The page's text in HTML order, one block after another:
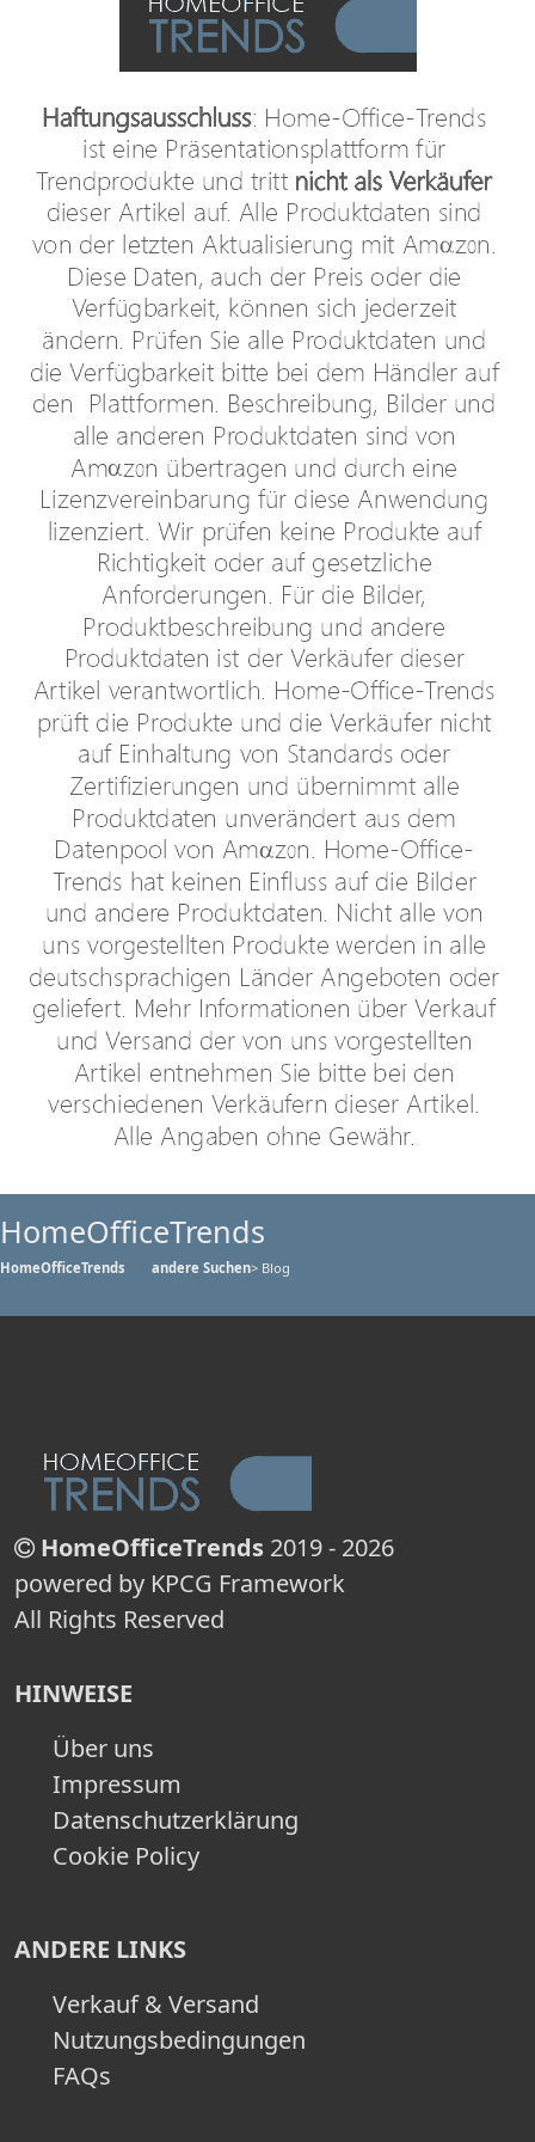
HomeOfficeTrends
HomeOfficeTrends andere Suchen> Blog
HomeOfficeTrends 2019 - 2026
powered by KPCG Framework
All Rights Reserved
HINWEISE
Über uns
Impressum
Datenschutzerklärung
Cookie Policy
ANDERE LINKS
Verkauf & Versand
Nutzungsbedingungen
FAQs